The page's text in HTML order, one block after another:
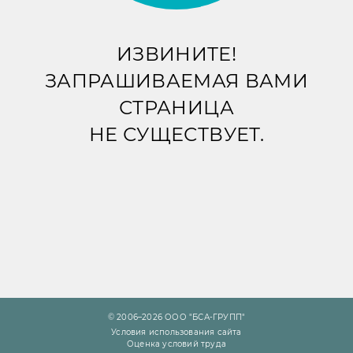
ИЗВИНИТЕ!
ЗАПРАШИВАЕМАЯ ВАМИ
СТРАНИЦА
НЕ СУЩЕСТВУЕТ.
© 2006–2026 ООО "БСА-ГРУПП"
Условия использования сайта
Оценка условий труда